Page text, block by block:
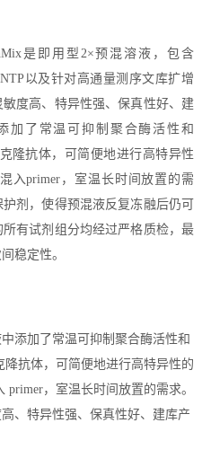
是即用型2×预混溶液，包含
以及针对高通量测序文库扩增
度高、特异性强、保真性好、建
加了常温可抑制聚合酶活性和
隆抗体，可简便地进行高特异性
入primer，室温长时间放置的需
剂，使得预混液反复冻融后仍可
有试剂组分均经过严格质检，最
稳定性。
添加了常温可抑制聚合酶活性和
抗体，可简便地进行高特异性的
primer，室温长时间放置的需求。
、特异性强、保真性好、建库产